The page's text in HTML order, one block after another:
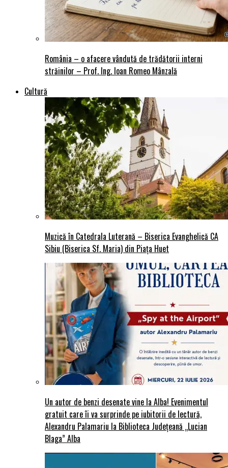
România – o afacere vândută de trădătorii interni
străinilor – Prof. Ing. Ioan Romeo Mânzală
Cultură
Muzică în Catedrala Luterană – Biserica Evanghelică CA
Sibiu (Biserica Sf. Maria) din Piaţa Huet
Un autor de benzi desenate vine la Alba! Evenimentul
gratuit care îi va surprinde pe iubitorii de lectură,
Alexandru Palamariu la Biblioteca Județeană „Lucian
Blaga” Alba